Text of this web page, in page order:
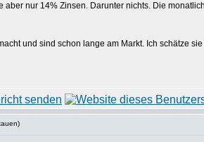
aber nur 14% Zinsen. Darunter nichts. Die
und sind schon lange am Markt. Ich schätze